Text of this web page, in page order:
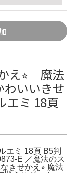
え⭐︎ 魔法
いいきせ
エミ 18頁
エミ 18頁 B5判
E ／魔法のス
きせかえ⭐︎ 魔法